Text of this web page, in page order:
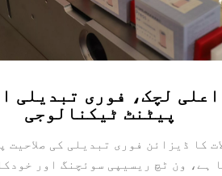
اعلی لچک، فوری تبدیلی
پیٹنٹ ٹیکنالوجی
کا ڈیزائن فوری تبدیلی کی صلاحیت
ہے، ون ٹچ ریسیپی سوئچنگ اور